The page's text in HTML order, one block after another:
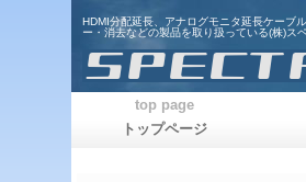
HDMI分配延長、アナログモニタ延長ケーブ
ー・消去などの製品を取り扱っている(株)ス
top page
トップページ